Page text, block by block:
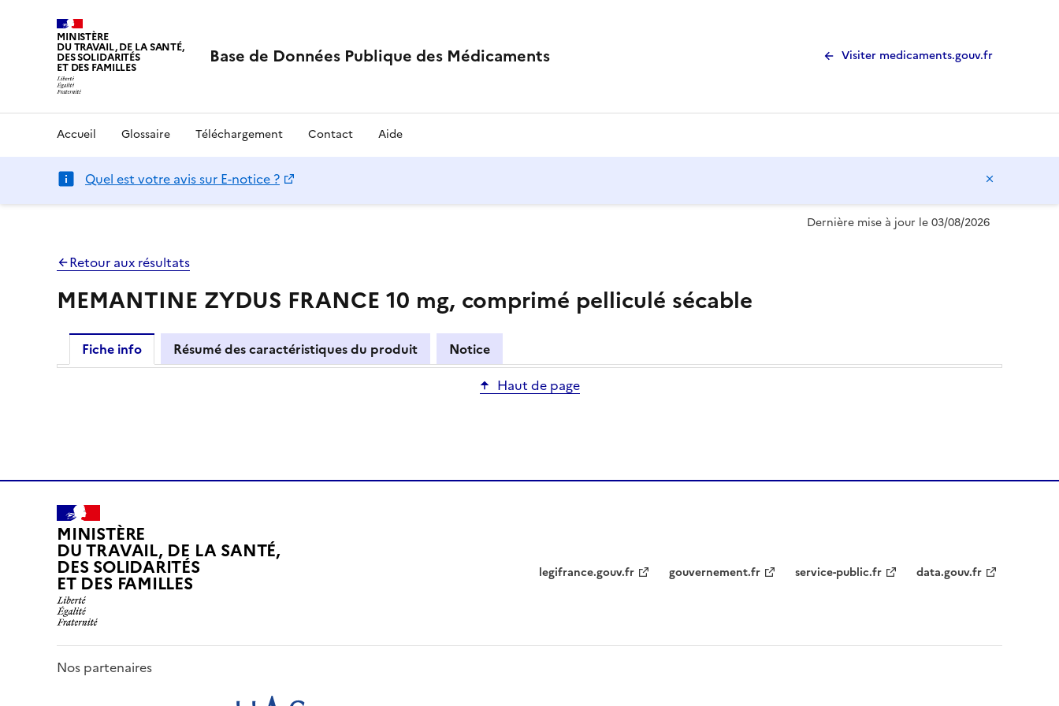
MINISTÈRE
DU TRAVAIL, DE LA SANTÉ,
DES SOLIDARITÉS
ET DES FAMILLES Base de Données Publique des Médicaments Visiter medicaments.gouv.fr
Accueil Glossaire Téléchargement Contact Aide
Quel est votre avis sur E-notice ?
Dernière mise à jour le 03/08/2026
Retour aux résultats
MEMANTINE ZYDUS FRANCE 10 mg, comprimé pelliculé sécable
Fiche info Résumé des caractéristiques du produit
Notice
Haut de page
MINISTÈRE
DU TRAVAIL, DE LA SANTÉ,
DES SOLIDARITÉS
ET DES FAMILLES legifrance.gouv.fr gouvernement.fr service-public.fr data.gouv.fr
Nos partenaires